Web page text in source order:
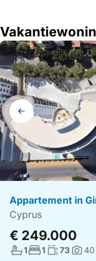
Galerij
navigatie
Appartement in
Cyprus
€ 249.000
Aantal badkamers:
1Aantal
1 73Foto's:
40